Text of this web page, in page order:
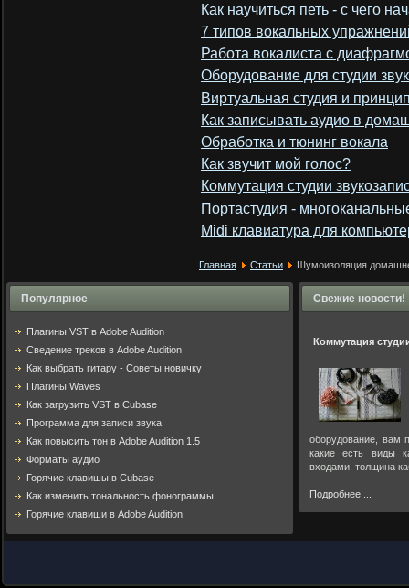
Как научиться петь - с чего
7 типов вокальных
Работа вокалиста с
Оборудование для студии
Виртуальная студия и
Как записывать аудио в
Обработка и тюнинг вокала
Как звучит мой голос?
Коммутация студии
Портастудия -
Midi клавиатура для
Главная Статьи Шумоизоляция
Популярное
Плагины VST в Adobe Audition
Cведение треков в Adobe Audition
Как выбрать гитару - Советы новичку
Плагины Waves
Как загрузить VST в Cubase
Программа для записи звука
Как повысить тон в Adobe Audition 1.5
Форматы аудио
Горячие клавишы в Cubase
Как изменить тональность фонограммы
Горячие клавиши в Adobe Audition
Свежие новости!
Коммутация
оборудование, вам
какие есть виды
входами, толщина
Подробнее ...